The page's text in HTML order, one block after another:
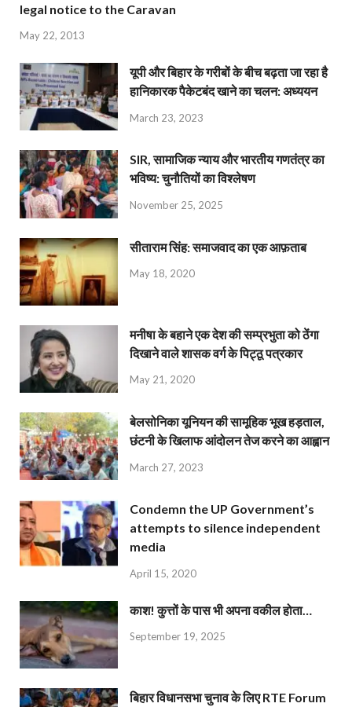
legal notice to the Caravan
May 22, 2013
यूपी और बिहार के गरीबों के बीच बढ़ता जा रहा है
हानिकारक पैकेटबंद खाने का चलन: अध्ययन
March 23, 2023
SIR, सामाजिक न्याय और भारतीय गणतंत्र का
भविष्य: चुनौतियों का विश्लेषण
November 25, 2025
सीताराम सिंह: समाजवाद का एक आफ़ताब
May 18, 2020
मनीषा के बहाने एक देश की सम्प्रभुता को ठेंगा
दिखाने वाले शासक वर्ग के पिट्ठू पत्रकार
May 21, 2020
बेलसोनिका यूनियन की सामूहिक भूख हड़ताल,
छंटनी के खिलाफ आंदोलन तेज करने का आह्वान
March 27, 2023
Condemn the UP Government’s
attempts to silence independent
media
April 15, 2020
काश! कुत्तों के पास भी अपना वकील होता…
September 19, 2025
बिहार विधानसभा चुनाव के लिए RTE Forum